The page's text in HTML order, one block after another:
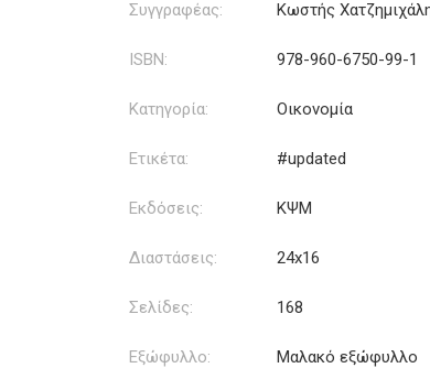
Συγγραφέας: Κωστής
ISBN: 978-960-6750-99-1
Κατηγορία: Οικονομία
Ετικέτα: #updated
Εκδόσεις: ΚΨΜ
Διαστάσεις: 24x16
Σελίδες: 168
Εξώφυλλο: Μαλακό εξώφυλλο